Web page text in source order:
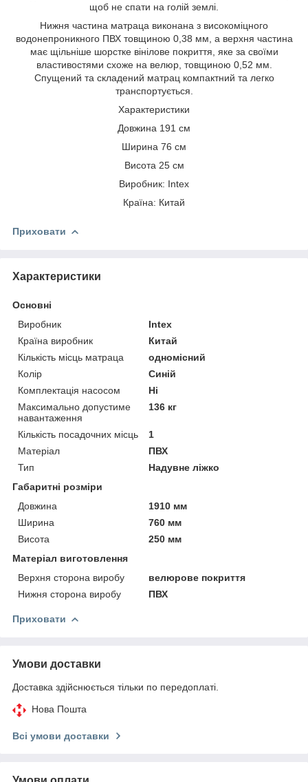
щоб не спати на голій землі.
Нижня частина матраца виконана з високоміцного
водонепроникного ПВХ товщиною 0,38 мм, а верхня частина
має щільніше шорстке вінілове покриття, яке за своїми
властивостями схоже на велюр, товщиною 0,52 мм.
Спущений та складений матрац компактний та легко
транспортується.
Характеристики
Довжина 191 см
Ширина 76 см
Висота 25 см
Виробник: Intex
Країна: Китай
Приховати
Характеристики
Основні
Виробник
Intex
Країна виробник
Китай
Кількість місць матраца
одномісний
Колір
Синій
Комплектація насосом
Ні
Максимально допустиме
навантаження
136 кг
Кількість посадочних місць
1
Матеріал
ПВХ
Тип
Надувне ліжко
Габаритні розміри
Довжина
1910 мм
Ширина
760 мм
Висота
250 мм
Матеріал виготовлення
Верхня сторона виробу
велюрове покриття
Нижня сторона виробу
ПВХ
Приховати
Умови доставки
Доставка здійснюється тільки по передоплаті.
Нова Пошта
Всі умови доставки